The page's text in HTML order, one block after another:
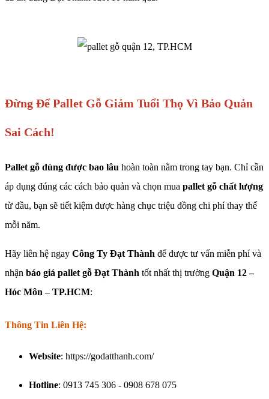
Đừng Để Pallet Gỗ Giảm Tuổi Thọ Vì Bảo Quản
Sai Cách!
Pallet gỗ dùng được bao lâu hoàn toàn nằm trong tay bạn. Chỉ cần
áp dụng đúng các cách bảo quản và chọn mua pallet gỗ chất lượng
từ đầu, bạn sẽ tiết kiệm được hàng chục triệu đồng chi phí thay thế
mỗi năm.
Hãy liên hệ ngay Công Ty Đạt Thành để được tư vấn miễn phí và
nhận báo giá pallet gỗ Đạt Thành tốt nhất thị trường Quận 12 –
Hóc Môn – TP.HCM:
Thông Tin Liên Hệ:
Website: https://godatthanh.com/
Hotline: 0913 745 306 - 0908 678 075